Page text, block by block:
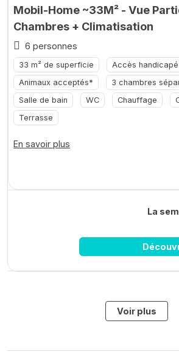
Mobil-Home ~33M² - Vue
Chambres + Climatisation
6 personnes
33 m² de superficie
Accès handicapé
Animaux acceptés*
3 chambres
Salle de bain
WC Chauffage
Terrasse
En savoir plus
La
Voir plus